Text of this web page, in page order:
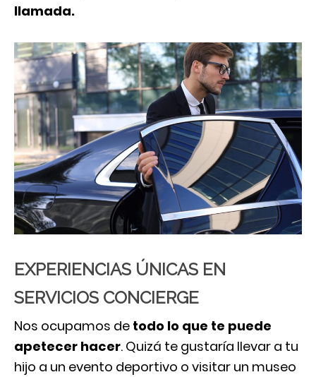
llamada.
EXPERIENCIAS ÚNICAS EN
SERVICIOS CONCIERGE
Nos ocupamos de todo lo que te puede
apetecer hacer. Quizá te gustaría llevar a tu
hijo a un evento deportivo o visitar un museo